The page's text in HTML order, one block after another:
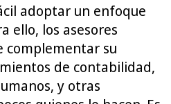
adoptar un enfoque
ello, los asesores
complementar su
de contabilidad,
y otras